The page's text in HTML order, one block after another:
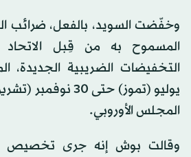
وخفّضت السويد، بالفعل، ضرائب
المسموح به من قِبل الاتحاد
يوليو (تموز) حتى 30
المجلس الأوروبي.
وقالت بوش إنه جرى تخصيص